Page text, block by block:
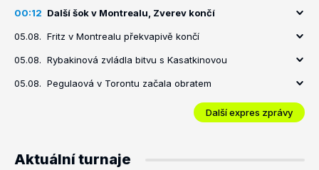
00:12 Další šok v Montrealu, Zverev končí
05.08. Fritz v Montrealu překvapivě končí
05.08. Rybakinová zvládla bitvu s Kasatkinovou
05.08. Pegulaová v Torontu začala obratem
Další expres zprávy
Aktuální turnaje